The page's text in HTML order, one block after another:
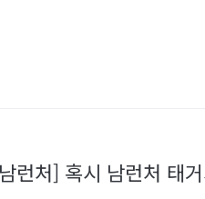
런처] 혹시 남런처 태